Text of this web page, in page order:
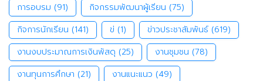
การอบรม (91) กิจกรรมพัฒนาผู้เรียน (75)
กิจการนักเรียน (141) ข่ (1) ข่าวประชาสัมพันธ์ (619)
งานงบประมาณการเงินพัสดุ (25) งานชุมชน (78)
งานทุนการศึกษา (21) งานแนะแนว (49)